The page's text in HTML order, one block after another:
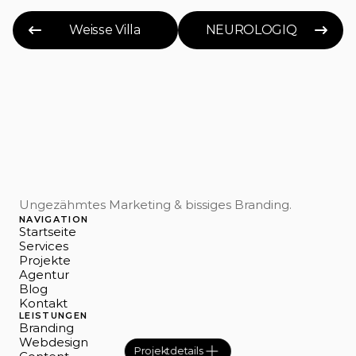
Projektdetails
Weisse Villa NEUROLOGIQ
Ungezähmtes Marketing & bissiges Branding.
NAVIGATION
Startseite
Services
Projekte
Agentur
Blog
Kontakt
LEISTUNGEN
Branding
Webdesign